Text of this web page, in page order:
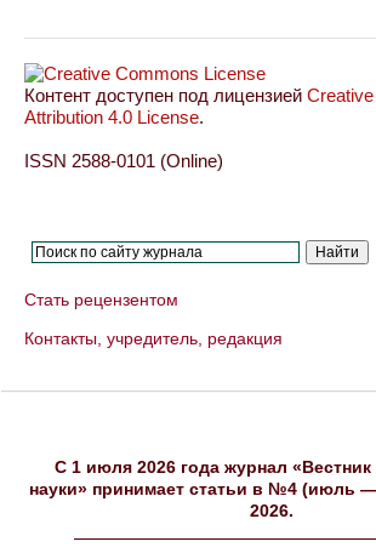
Контент доступен под лицензией
Attribution 4.0 License.
ISSN 2588-0101 (Online)
Стать рецензентом
Контакты, учредитель, редакция
C 1 июля 2026 года журнал
науки» принимает статьи в №4 (июль —
2026.